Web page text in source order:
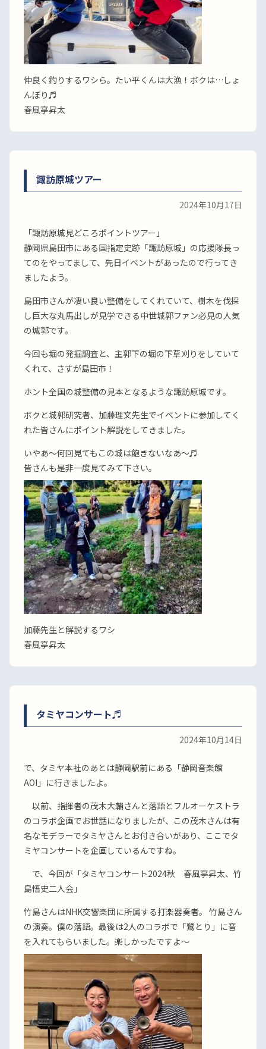
仲良く釣りするワシら。たい平くんは大漁！ボクは…しょ
んぼり♬
春風亭昇太
諏訪原城ツアー
2024年10月17日
「諏訪原城見どころポイントツアー」
静岡県島田市にある国指定史跡「諏訪原城」の応援隊長っ
てのをやってまして、先日イベントがあったので行ってき
ましたよう。
島田市さんが凄い良い整備をしてくれていて、樹木を伐採
し巨大な丸馬出しが見学できる中世城郭ファン必見の人気
の城郭です。
今回も堀の発掘調査と、主郭下の堀の下草刈りをしていて
くれて、さすが島田市！
ホント全国の城整備の見本となるような諏訪原城です。
ボクと城郭研究者、加藤理文先生でイベントに参加してく
れた皆さんにポイント解説をしてきました。
いやあ〜何回見てもこの城は飽きないなあ〜♬
皆さんも是非一度見てみて下さい。
加藤先生と解説するワシ
春風亭昇太
タミヤコンサート♬
2024年10月14日
で、タミヤ本社のあとは静岡駅前にある「静岡音楽館
AOI」に行きましたよ。
以前、指揮者の茂木大輔さんと落語とフルオーケストラ
のコラボ企画でお世話になりましたが、この茂木さんは有
名なモデラーでタミヤさんとお付き合いがあり、ここでタ
ミヤコンサートを企画しているんですね。
で、今回が「タミヤコンサート2024秋 春風亭昇太、竹
島悟史二人会」
竹島さんはNHK交響楽団に所属する打楽器奏者。 竹島さん
の演奏。僕の落語。最後は2人のコラボで「鷺とり」に音
を入れてもらいました。楽しかったですよ〜